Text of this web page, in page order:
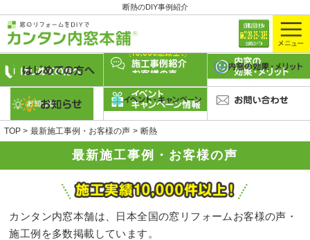
断熱のDIY事例紹介
最新施工事例・お客様の声
TOP 最新施工事例・お客様の声 断熱
カンタン内窓本舗は、日本全国の窓リフォームお客様の声・
施工例を多数掲載しています。